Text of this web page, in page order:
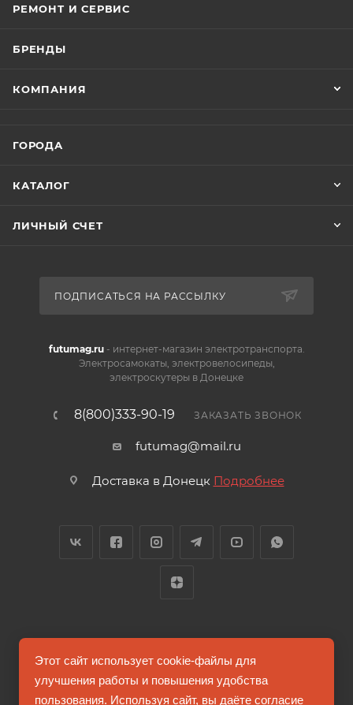
РЕМОНТ И СЕРВИС
БРЕНДЫ
КОМПАНИЯ
ГОРОДА
КАТАЛОГ
ЛИЧНЫЙ СЧЕТ
ПОДПИСАТЬСЯ НА РАССЫЛКУ
futumag.ru- интернет-магазин электротранспорта.
Электросамокаты, электровелосипеды,
электроскутеры в Донецке
8(800)333-90-19 ЗАКАЗАТЬ ЗВОНОК
futumag@mail.ru
Доставка в Донецк Подробнее
2026 © FUTUMAG.RU
Этот сайт использует cookie-файлы для
улучшения работы и повышения удобства
пользования. Используя сайт, вы даёте согласие